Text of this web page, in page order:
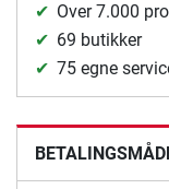
Over 7.000
69 butikker
75 egne